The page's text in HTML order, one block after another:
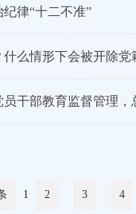
纪律“十二不准”
什么情形下会被开除党
员干部教育监督管理
1 2 3 4